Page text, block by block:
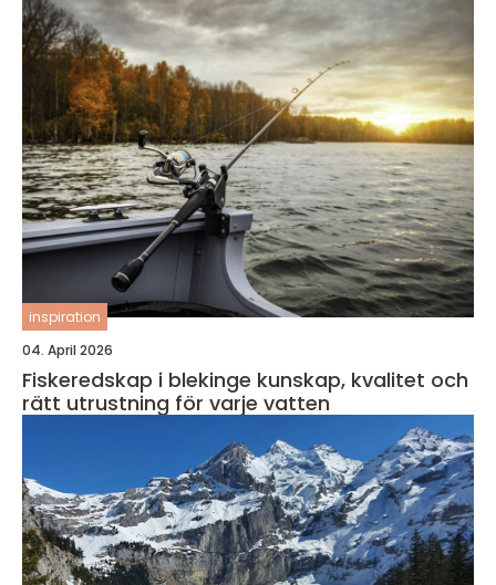
inspiration
04. April 2026
Fiskeredskap i blekinge kunskap, kvalitet och
rätt utrustning för varje vatten